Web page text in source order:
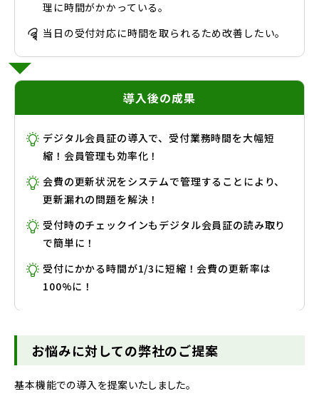
理に時間がかかっている。
当日の受付対応に時間を取られるため改善したい。
導入後の成果
デジタル会員証の導入で、受付業務時間を大幅短
縮！会員管理も効率化！
会費の更新状況をシステムで管理することにより、
更新漏れの問題を解決！
受付時のチェックインもデジタル会員証の読み取り
で簡単に！
受付にかかる時間が1/3に短縮！会費の更新率は
100%に！
お悩みに対しての弊社のご提案
基本機能での導入を提案いたしました。